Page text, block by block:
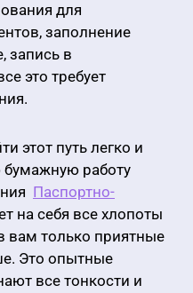
для
заполнение
запись в
это требует
этот путь легко и
бумажную работу
Паспортно-
на себя все хлопоты
вам только приятные
Это опытные
все тонкости и